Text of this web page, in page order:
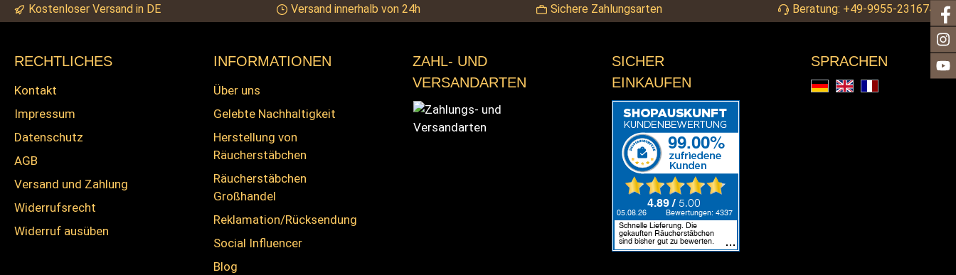
Kostenloser Versand in DE Versand innerhalb von 24h Sichere Zahlungsarten Beratung: +49-9955-2316744
RECHTLICHES
Kontakt
Impressum
Datenschutz
AGB
Versand und Zahlung
Widerrufsrecht
Widerruf ausüben
INFORMATIONEN
Über uns
Gelebte Nachhaltigkeit
Herstellung von
Räucherstäbchen
Räucherstäbchen
Großhandel
Reklamation/Rücksendung
Social Influencer
Blog
ZAHL- UND
VERSANDARTEN
SICHER
EINKAUFEN
SPRACHEN
Deutsch
EnglishFrançais